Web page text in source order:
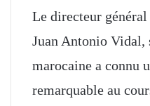
Le directeur
Juan Antonio
marocaine a connu
remarquable au